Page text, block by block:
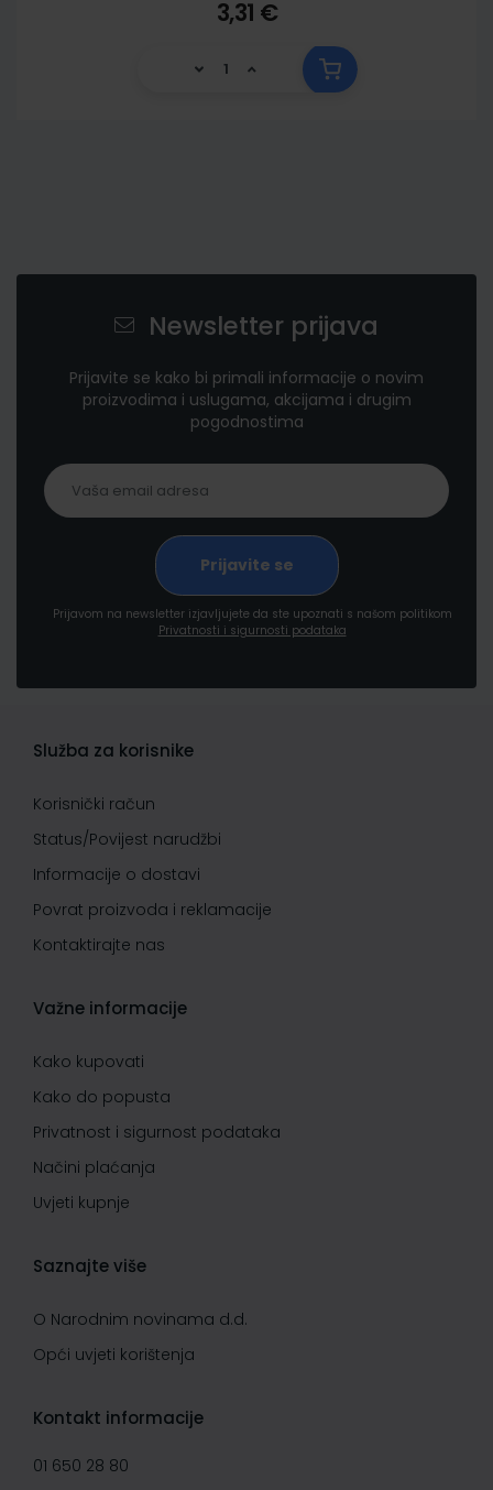
3,31 €
Newsletter prijava
Prijavite se kako bi primali informacije o novim
proizvodima i uslugama, akcijama i drugim
pogodnostima
Prijavom na newsletter izjavljujete da ste upoznati s našom politikom
Privatnosti i sigurnosti podataka
Služba za korisnike
Korisnički račun
Status/Povijest narudžbi
Informacije o dostavi
Povrat proizvoda i reklamacije
Kontaktirajte nas
Važne informacije
Kako kupovati
Kako do popusta
Privatnost i sigurnost podataka
Načini plaćanja
Uvjeti kupnje
Saznajte više
O Narodnim novinama d.d.
Opći uvjeti korištenja
Kontakt informacije
01 650 28 80